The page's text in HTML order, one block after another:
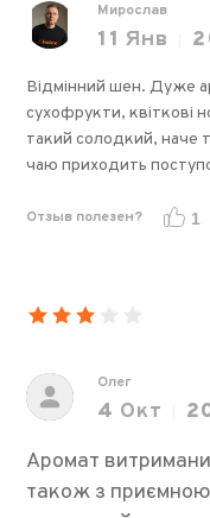
Мирослав
11 Янв
Відмінний шен. Дуже
сухофрукти, квіткові
такий солодкий, наче
чаю приходить
Отзыв полезен? 1
Олег
4 Окт
Аромат
також з